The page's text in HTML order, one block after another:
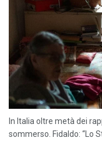
In Italia oltre metà dei
sommerso. Fidaldo: “Lo